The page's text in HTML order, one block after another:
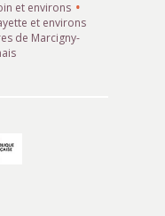
et environs
et environs
de Marcigny-